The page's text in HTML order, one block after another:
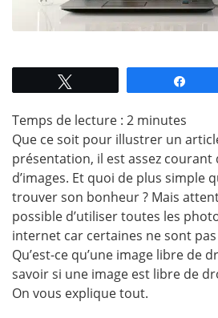
Temps de lecture : 2 minutes
Que ce soit pour illustrer un
présentation, il est assez courant
d’images. Et quoi de plus simple
trouver son bonheur ? Mais
possible d’utiliser toutes les
internet car certaines ne sont
Qu’est-ce qu’une image libre de
savoir si une image est libre de
On vous explique tout.